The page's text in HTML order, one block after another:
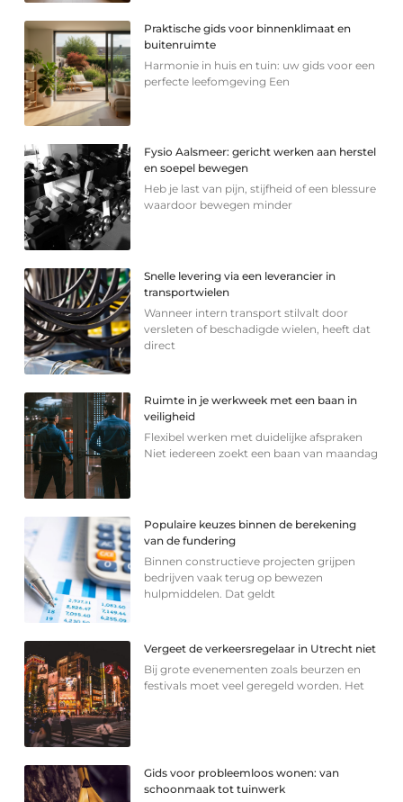
Praktische gids voor binnenklimaat en
buitenruimte
Harmonie in huis en tuin: uw gids voor een
perfecte leefomgeving Een
Fysio Aalsmeer: gericht werken aan herstel
en soepel bewegen
Heb je last van pijn, stijfheid of een blessure
waardoor bewegen minder
Snelle levering via een leverancier in
transportwielen
Wanneer intern transport stilvalt door
versleten of beschadigde wielen, heeft dat
direct
Ruimte in je werkweek met een baan in
veiligheid
Flexibel werken met duidelijke afspraken
Niet iedereen zoekt een baan van maandag
Populaire keuzes binnen de berekening
van de fundering
Binnen constructieve projecten grijpen
bedrijven vaak terug op bewezen
hulpmiddelen. Dat geldt
Vergeet de verkeersregelaar in Utrecht niet
Bij grote evenementen zoals beurzen en
festivals moet veel geregeld worden. Het
Gids voor probleemloos wonen: van
schoonmaak tot tuinwerk